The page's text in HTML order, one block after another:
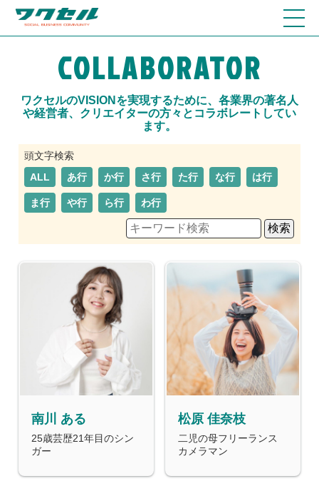
COLLABORATOR
ワクセルのVISIONを実現するために、各業界の著名人
や経営者、クリエイターの方々とコラボレートしてい
ます。
ALL あ行 か行 さ行 た行 な行 は行
ま行 や行 ら行 わ行
南川 ある
25歳芸歴21年目のシン
ガー
松原 佳奈枝
二児の母フリーランス
カメラマン